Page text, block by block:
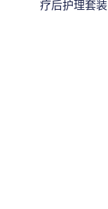
疗后护理套装